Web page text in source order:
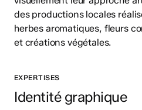
des productions locales
herbes aromatiques, fleurs
et créations végétales.
EXPERTISES
Identité graphique